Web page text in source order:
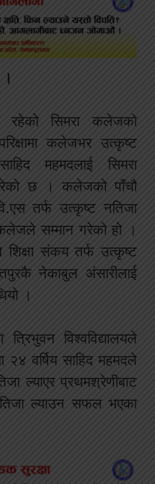
।
रहेको सिमरा
कलेजको
कलेजभर उत्कृष्ट
साहिद महमदलाई
सिमरा
छ । कलेजको पाँचौ
तर्फउत्कृष्ट नतिजा
सम्मान गरेको हो
।
संकय तर्फ उत्कृष्ट
नेकाबुल अंसारीलाई
।
त्रिभुवन विश्वविद्यालयले
२४ वर्षिय साहिद महमदले
ल्याएर प्रथमश्रेणीबाट
ल्याउन सफल भएका